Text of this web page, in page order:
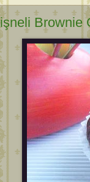
Brownie